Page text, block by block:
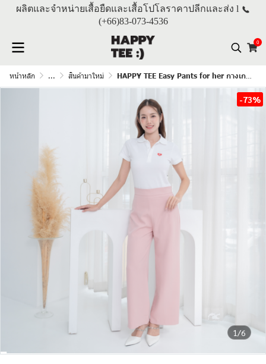
ผลิตและจำหน่ายเสื้อยืดและเสื้อโปโลราคาปลีกและส่ง l
(+66)83-073-4536
0
หน้าหลัก ... สินค้ามาใหม่ HAPPY TEE Easy Pants for her กางเกงขายาวผู้หญิง "สีชมพู"
1/6
-73%